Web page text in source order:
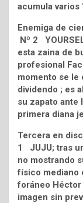
acumula varios
Enemiga de
Nº 2
esta zaina de
profesional
momento se le
dividendo ; es
su zapato ante
primera diana
Tercera en
1 JUJU; tras
no mostrando
físico mediano
foráneo Héctor
imagen sin